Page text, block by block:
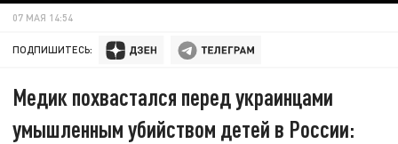
07 МАЯ 14:54
ПОДПИШИТЕСЬ:
Медик похвастался перед украинцами
умышленным убийством детей в России: